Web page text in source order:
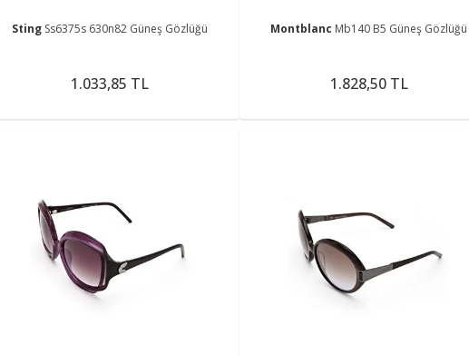
Sting Ss6375s 630n82 Güneş Gözlüğü
1.033,85 TL
Montblanc Mb140 B5 Güneş Gözlüğü
1.828,50 TL